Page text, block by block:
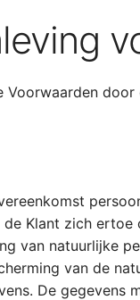
Klant zich
van natuurlijke
van de
De